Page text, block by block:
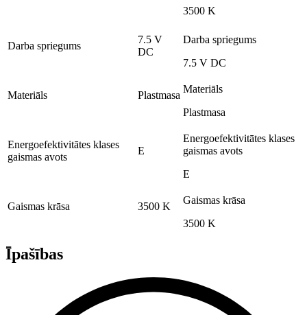
3500 K
Darba spriegums
7.5 V
DC
Darba spriegums
7.5 V DC
Materiāls Plastmasa
Materiāls
Plastmasa
Energoefektivitātes klases
gaismas avots
E
Energoefektivitātes klases
gaismas avots
E
Gaismas krāsa 3500 K
Gaismas krāsa
3500 K
Īpašības